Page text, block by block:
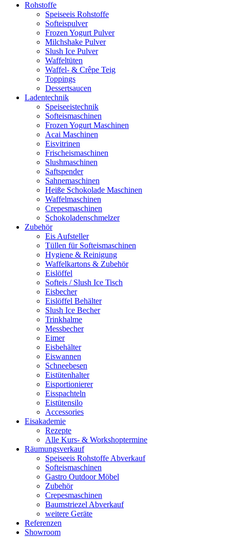
Rohstoffe
Speiseeis Rohstoffe
Softeispulver
Frozen Yogurt Pulver
Milchshake Pulver
Slush Ice Pulver
Waffeltüten
Waffel- & Crêpe Teig
Toppings
Dessertsaucen
Ladentechnik
Speiseeistechnik
Softeismaschinen
Frozen Yogurt Maschinen
Acai Maschinen
Eisvitrinen
Frischeismaschinen
Slushmaschinen
Saftspender
Sahnemaschinen
Heiße Schokolade Maschinen
Waffelmaschinen
Crepesmaschinen
Schokoladenschmelzer
Zubehör
Eis Aufsteller
Tüllen für Softeismaschinen
Hygiene & Reinigung
Waffelkartons & Zubehör
Eislöffel
Softeis / Slush Ice Tisch
Eisbecher
Eislöffel Behälter
Slush Ice Becher
Trinkhalme
Messbecher
Eimer
Eisbehälter
Eiswannen
Schneebesen
Eistütenhalter
Eisportionierer
Eisspachteln
Eistütensilo
Accessories
Eisakademie
Rezepte
Alle Kurs- & Workshoptermine
Räumungsverkauf
Speiseeis Rohstoffe Abverkauf
Softeismaschinen
Gastro Outdoor Möbel
Zubehör
Crepesmaschinen
Baumstriezel Abverkauf
weitere Geräte
Referenzen
Showroom